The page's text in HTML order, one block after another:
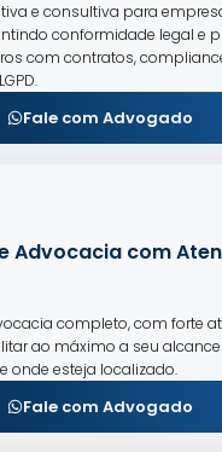
e consultiva para
conformidade legal e
com contratos,
Fale com Advogado
Advocacia com
completo, com forte
ao máximo a seu alcance
onde esteja localizado.
Fale com Advogado